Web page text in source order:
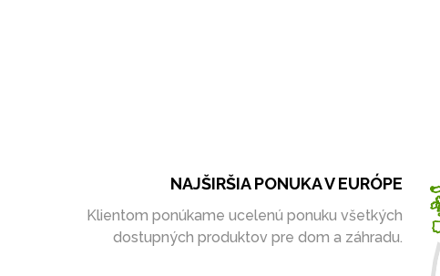
NAJŠIRŠIA PONUKA V EURÓPE
Klientom ponúkame ucelenú ponuku všetkých
dostupných produktov pre dom a záhradu.